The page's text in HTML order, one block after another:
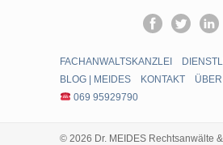
FACHANWALTSKANZLEI
BLOG | MEIDES
KONTAKT
069 95929790
© 2026 Dr. MEIDES Rechtsanwälte